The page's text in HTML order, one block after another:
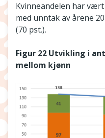
Kvinneandelen har
med unntak av årene
(70 pst.).
Figur 22 Utvikling i
mellom kjønn